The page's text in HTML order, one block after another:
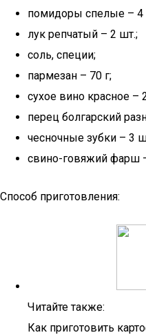
помидоры спелые – 4
лук репчатый – 2 шт.;
соль, специи;
пармезан – 70 г;
сухое вино красное –
перец болгарский
чесночные зубки – 3
свино-говяжий фарш
Способ приготовления:
Читайте также:
Как приготовить